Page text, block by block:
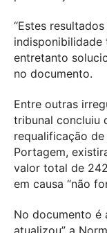
“Estes
indisponibilidade
entretanto
no documento.
Entre outras
tribunal concluiu
requalificação
Portagem,
valor total de
em causa “não
No documento é
atualizou” a